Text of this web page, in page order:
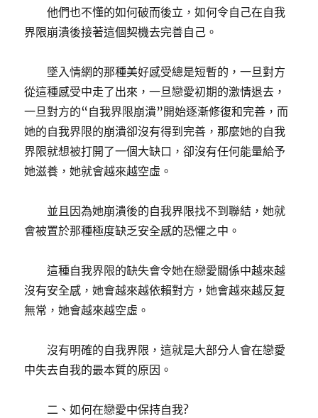
他們也不懂的如何破而後立，如何令自己在自我
界限崩潰後接著這個契機去完善自己。
墜入情網的那種美好感受總是短暫的，一旦對方
從這種感受中走了出來，一旦戀愛初期的激情退去，
一旦對方的“自我界限崩潰”開始逐漸修復和完善，而
她的自我界限的崩潰卻沒有得到完善，那麼她的自我
界限就想被打開了一個大缺口，卻沒有任何能量給予
她滋養，她就會越來越空虛。
並且因為她崩潰後的自我界限找不到聯結，她就
會被置於那種極度缺乏安全感的恐懼之中。
這種自我界限的缺失會令她在戀愛關係中越來越
沒有安全感，她會越來越依賴對方，她會越來越反复
無常，她會越來越空虛。
沒有明確的自我界限，這就是大部分人會在戀愛
中失去自我的最本質的原因。
二、如何在戀愛中保持自我?